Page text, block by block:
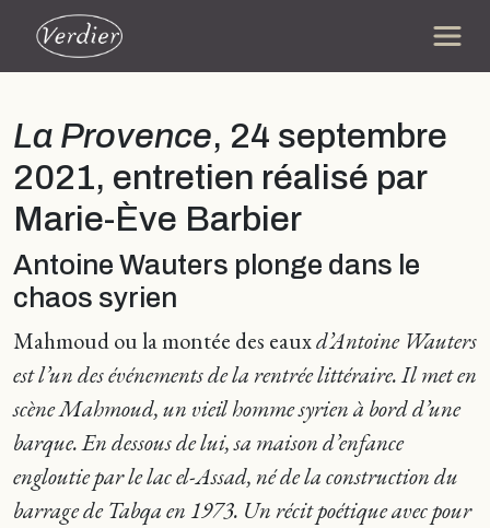
La Provence, 24 septembre
2021, entretien réalisé par
Marie-Ève Barbier
Antoine Wauters plonge dans le
chaos syrien
Mahmoud ou la montée des eauxd’Antoine Wauters
est l’un des événements de la rentrée littéraire. Il met en
scène Mahmoud, un vieil homme syrien à bord d’une
barque. En dessous de lui, sa maison d’enfance
engloutie par le lac el-Assad, né de la construction du
barrage de Tabqa en 1973. Un récit poétique avec pour